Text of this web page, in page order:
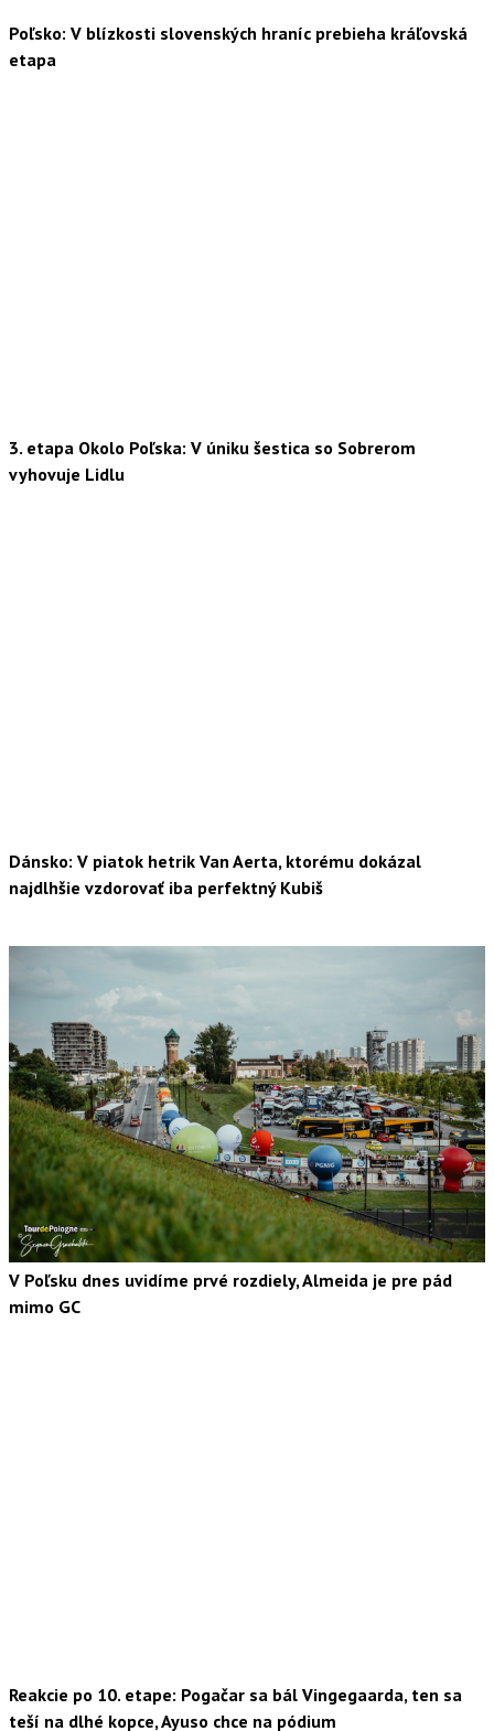
Poľsko: V blízkosti slovenských hraníc prebieha kráľovská
etapa
3. etapa Okolo Poľska: V úniku šestica so Sobrerom
vyhovuje Lidlu
Dánsko: V piatok hetrik Van Aerta, ktorému dokázal
najdlhšie vzdorovať iba perfektný Kubiš
V Poľsku dnes uvidíme prvé rozdiely, Almeida je pre pád
mimo GC
Reakcie po 10. etape: Pogačar sa bál Vingegaarda, ten sa
teší na dlhé kopce, Ayuso chce na pódium